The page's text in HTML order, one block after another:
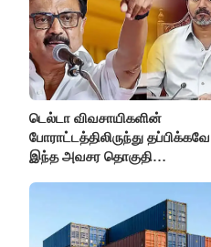
டெல்டா விவசாயிகளின்
போராட்டத்திலிருந்து தப்பிக்கவே
இந்த அவசர தொகுதி